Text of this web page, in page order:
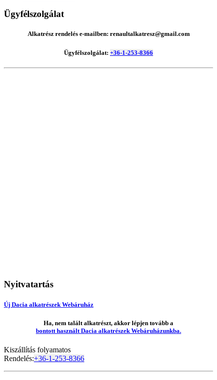
Ügyfélszolgálat
Alkatrész rendelés e-mailben: renaultalkatresz@gmail.com
Ügyfélszolgálat: +36-1-253-8366
Nyitvatartás
Új Dacia alkatrészek Webáruház
Ha, nem talált alkatrészt, akkor lépjen tovább a
bontott használt Dacia alkatrészek Webáruházunkba.
Kiszállítás folyamatos
Rendelés:+36-1-253-8366